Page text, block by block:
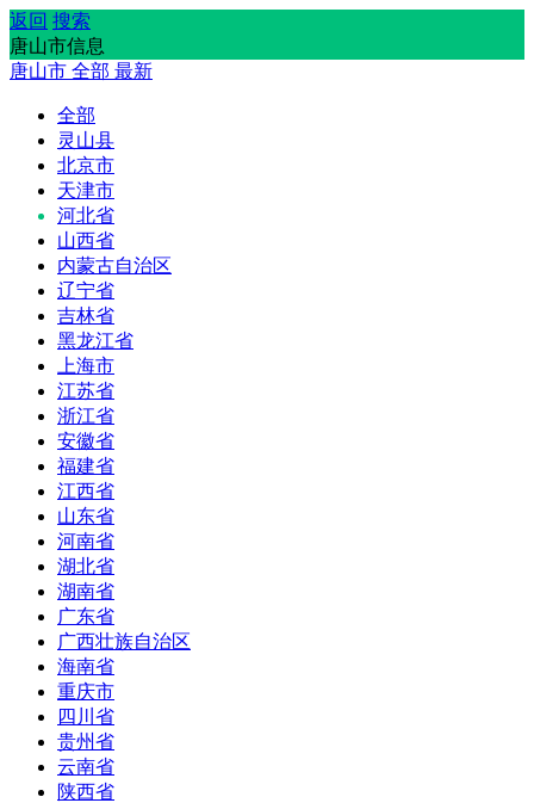
返回 搜索
唐山市信息
唐山市 全部 最新
全部
灵山县
北京市
天津市
河北省
山西省
内蒙古自治区
辽宁省
吉林省
黑龙江省
上海市
江苏省
浙江省
安徽省
福建省
江西省
山东省
河南省
湖北省
湖南省
广东省
广西壮族自治区
海南省
重庆市
四川省
贵州省
云南省
陕西省